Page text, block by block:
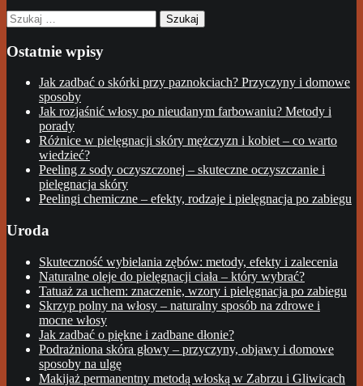
Szukaj:
Ostatnie wpisy
Jak zadbać o skórki przy paznokciach? Przyczyny i domowe
sposoby
Jak rozjaśnić włosy po nieudanym farbowaniu? Metody i
porady
Różnice w pielęgnacji skóry mężczyzn i kobiet – co warto
wiedzieć?
Peeling z sody oczyszczonej – skuteczne oczyszczanie i
pielęgnacja skóry
Peelingi chemiczne – efekty, rodzaje i pielęgnacja po zabiegu
Uroda
Skuteczność wybielania zębów: metody, efekty i zalecenia
Naturalne oleje do pielęgnacji ciała – który wybrać?
Tatuaż za uchem: znaczenie, wzory i pielęgnacja po zabiegu
Skrzyp polny na włosy – naturalny sposób na zdrowe i
mocne włosy
Jak zadbać o piękne i zadbane dłonie?
Podrażniona skóra głowy – przyczyny, objawy i domowe
sposoby na ulgę
Makijaż permanentny metodą włoską w Zabrzu i Gliwicach